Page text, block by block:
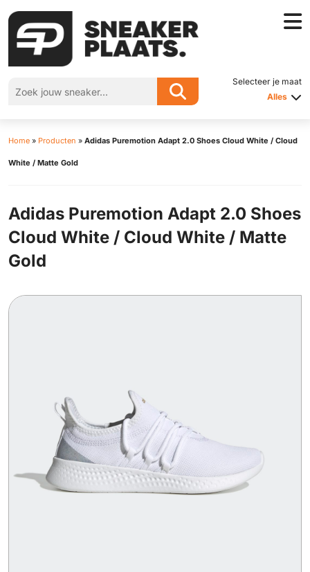
Selecteer je maat
Alles
Home » Producten » Adidas Puremotion Adapt 2.0 Shoes Cloud White / Cloud
White / Matte Gold
Adidas Puremotion Adapt 2.0 Shoes
Cloud White / Cloud White / Matte
Gold